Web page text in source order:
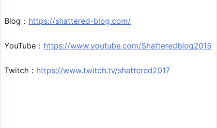
Blog： https://shattered-blog.com/
YouTube： https://www.youtube.com/Shatteredblog2015
Twitch： https://www.twitch.tv/shattered2017